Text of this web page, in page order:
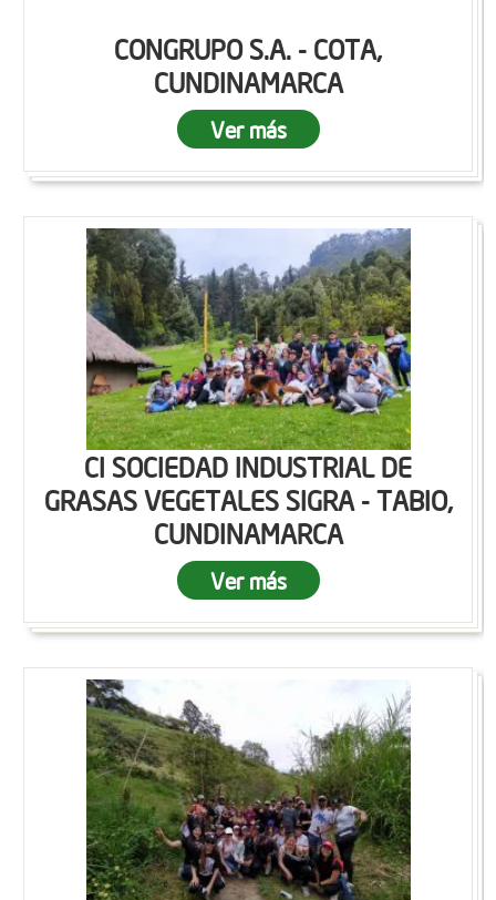
CONGRUPO S.A. - COTA,
CUNDINAMARCA
Ver más
CI SOCIEDAD INDUSTRIAL DE
GRASAS VEGETALES SIGRA - TABIO,
CUNDINAMARCA
Ver más